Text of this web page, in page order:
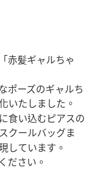
赤髪ギャルちゃ
ポーズのギャルち
いたしました。
食い込むピアスの
クールバッグま
しています。
ださい。